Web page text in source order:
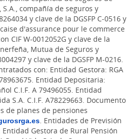
compañía de seguros y
y clave de la DGSFP C-0516 y
d'assurance pour le commerce
CIF W-0012052G y clave de la
Mutua de Seguros y
y clave de la DGSFP M-0216.
con: Entidad Gestora: RGA
Entidad Depositaria:
C.I.F. A 79496055. Entidad
S.A. C.I.F. A78229663. Documento
de planes de pensiones
. Entidades de Previsión
Entidad Gestora de Rural Pensión